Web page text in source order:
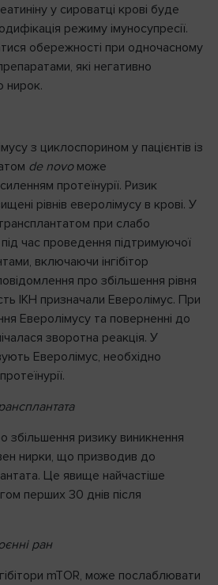
у сироватці крові буде
режиму імуносупресії.
обережності при одночасному
які негативно
нирок.
з циклоспорином у пацієнтів із
de novoможе
протеїнурії. Ризик
рівнів еверолімусу в крові. У
при слабо
під час проведення підтримуючої
включаючи інгібітор
про збільшення рівня
ІКН призначали Еверолімус. При
Еверолімусу та поверненні до
зворотна реакція. У
Еверолімус, необхідно
збільшення ризику виникнення
нирки, що призводив до
Це явище найчастіше
перших 30 днів після
ран
mTOR, може послаблювати